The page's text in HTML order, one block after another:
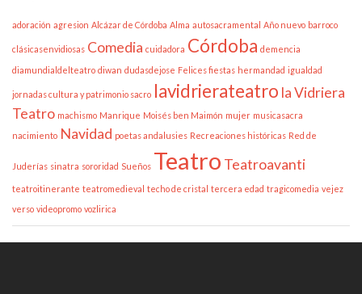
adoración agresion Alcázar de Córdoba Alma autosacramental Año nuevo barroco
clásicasenvidiosas Comedia cuidadora Córdoba demencia
diamundialdelteatro diwan dudasdejose Felices fiestas hermandad igualdad
jornadas cultura y patrimonio sacro lavidrierateatro la Vidriera
Teatro machismo Manrique Moisés ben Maimón mujer musicasacra
nacimiento Navidad poetas andalusies Recreaciones históricas Red de
Juderías sinatra sororidad Sueños Teatro Teatroavanti
teatroitinerante teatromedieval techo de cristal tercera edad tragicomedia vejez
verso videopromo vozlirica